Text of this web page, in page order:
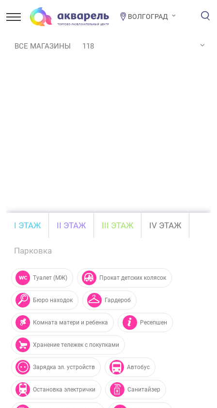
ВОЛГОГРАД
ВСЕ МАГАЗИНЫ 118
I ЭТАЖ II ЭТАЖ III ЭТАЖ IV ЭТАЖ
Парковка
Туалет (МЖ) Прокат детских колясок
Бюро находок Гардероб
Комната матери и ребенка Ресепшен
Хранение тележек с покупками
Зарядка эл. устройств Автобус
Остановка электрички Санитайзер